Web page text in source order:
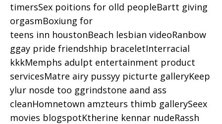
timersSex poitions for olld peopleBartt giving
orgasmBoxiung for
teens inn houstonBeach lesbian videoRanbow
ggay pride friendshhip braceletInterracial
kkkMemphs adulpt entertainment product
servicesMatre airy pussyy picturte galleryKeep
ylur nosde too ggrindstone aand ass
cleanHomnetown amzteurs thimb gallerySeex
movies blogspotKtherine kennar nudeRassh